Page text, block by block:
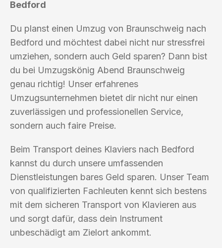
Bedford
Du planst einen Umzug von Braunschweig nach
Bedford und möchtest dabei nicht nur stressfrei
umziehen, sondern auch Geld sparen? Dann bist
du bei Umzugskönig Abend Braunschweig
genau richtig! Unser erfahrenes
Umzugsunternehmen bietet dir nicht nur einen
zuverlässigen und professionellen Service,
sondern auch faire Preise.
Beim Transport deines Klaviers nach Bedford
kannst du durch unsere umfassenden
Dienstleistungen bares Geld sparen. Unser Team
von qualifizierten Fachleuten kennt sich bestens
mit dem sicheren Transport von Klavieren aus
und sorgt dafür, dass dein Instrument
unbeschädigt am Zielort ankommt.